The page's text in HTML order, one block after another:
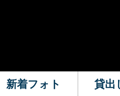
新着フォト 貸出